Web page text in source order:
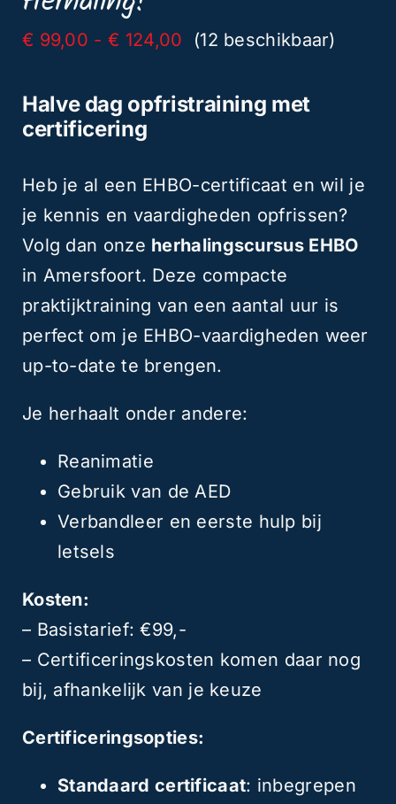
€ 99,00 - € 124,00 Prijsklasse:
€ 124,00
(12 beschikbaar)
Halve dag opfristraining met
certificering
Heb je al een EHBO-certificaat en wil je
je kennis en vaardigheden opfrissen?
Volg dan onze herhalingscursus EHBO
in Amersfoort. Deze compacte
praktijktraining van een aantal uur is
perfect om je EHBO-vaardigheden weer
up-to-date te brengen.
Je herhaalt onder andere:
Reanimatie
Gebruik van de AED
Verbandleer en eerste hulp bij
letsels
Kosten:
– Basistarief: €99,-
– Certificeringskosten komen daar nog
bij, afhankelijk van je keuze
Certificeringsopties:
Standaard certificaat: inbegrepen